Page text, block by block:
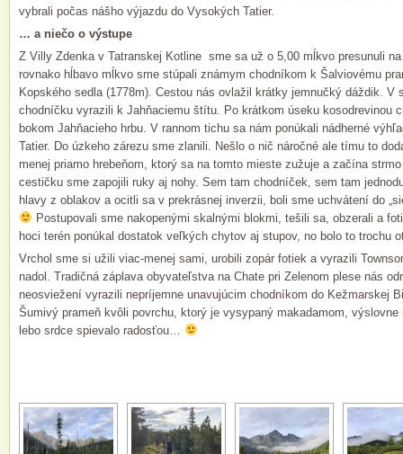
vybrali počas nášho výjazdu do Vysokých Tatier.
… a niečo o výstupe
Z Villy Zdenka v Tatranskej Kotline sme sa už o 5,00 mĺkvo presunuli
rovnako hĺbavo mĺkvo sme stúpali známym chodníkom k Šalviovému
Kopského sedla (1778m). Cestou nás ovlažil krátky jemnučký dáždik.
chodníčku vyrazili k Jahňaciemu štítu. Po krátkom úseku kosodrevinou
bokom Jahňacieho hrbu. V rannom tichu sa nám ponúkali nádherné
Tatier. Do úzkeho zárezu sme zlanili. Nešlo o nič náročné ale tímu to
menej priamo hrebeňom, ktorý sa na tomto mieste zužuje a začína
cestičku sme zapojili ruky aj nohy. Sem tam chodníček, sem tam
hlavy z oblakov a ocitli sa v prekrásnej inverzii, boli sme uchvátení do
Postupovali sme nakopenými skalnými blokmi, tešili sa, obzerali a
hoci terén ponúkal dostatok veľkých chytov aj stupov, no bolo to trochu
Vrchol sme si užili viac-menej sami, urobili zopár fotiek a vyrazili
nadol. Tradičná záplava obyvateľstva na Chate pri Zelenom plese nás
neosviežení vyrazili nepríjemne unavujúcim chodníkom do Kežmarskej
Šumivý prameň kvôli povrchu, ktorý je vysypaný makadamom,
lebo srdce spievalo radosťou…